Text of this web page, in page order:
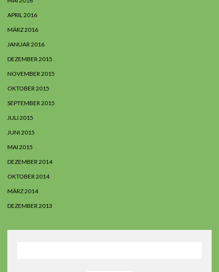
APRIL 2016
MÄRZ 2016
JANUAR 2016
DEZEMBER 2015
NOVEMBER 2015
OKTOBER 2015
SEPTEMBER 2015
JULI 2015
JUNI 2015
MAI 2015
DEZEMBER 2014
OKTOBER 2014
MÄRZ 2014
DEZEMBER 2013